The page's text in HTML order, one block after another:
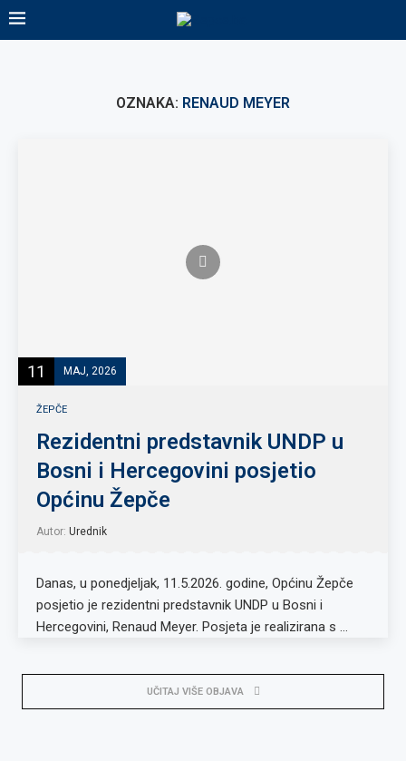
OZNAKA: RENAUD MEYER
11 MAJ, 2026
ŽEPČE
Rezidentni predstavnik UNDP u
Bosni i Hercegovini posjetio
Općinu Žepče
Autor: Urednik
Danas, u ponedjeljak, 11.5.2026. godine, Općinu Žepče
posjetio je rezidentni predstavnik UNDP u Bosni i
Hercegovini, Renaud Meyer. Posjeta je realizirana s …
UČITAJ VIŠE OBJAVA